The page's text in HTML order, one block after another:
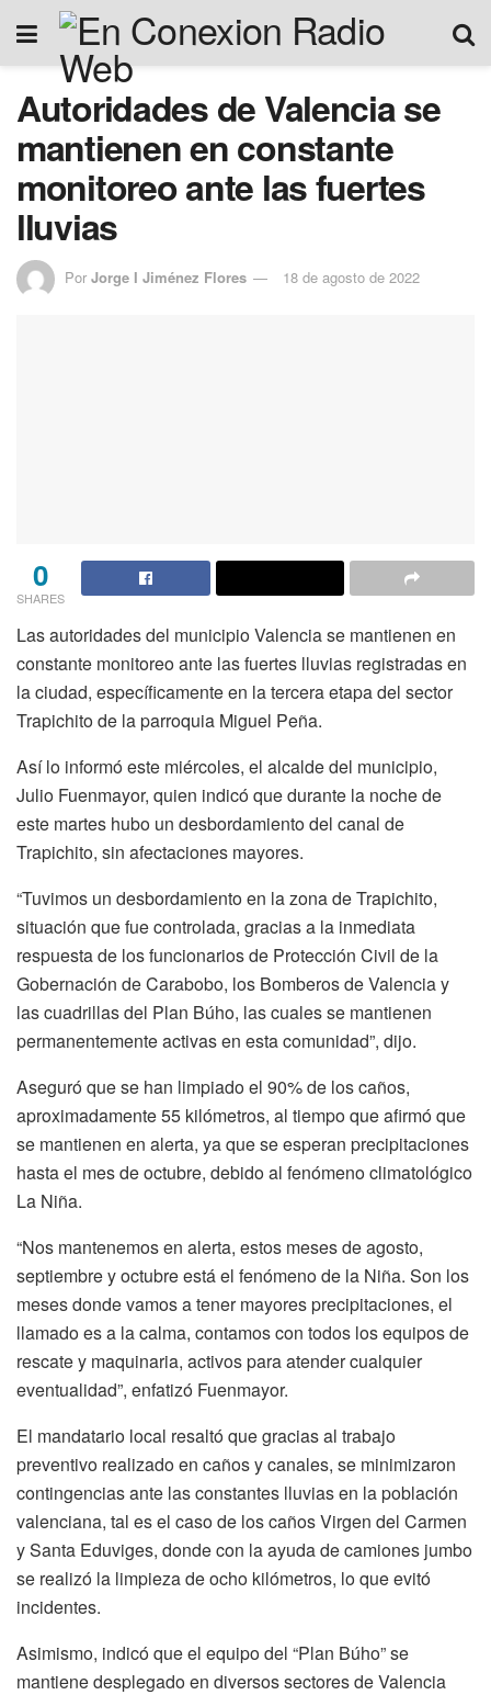
Autoridades de Valencia se
mantienen en constante
monitoreo ante las fuertes
lluvias
Por Jorge I Jiménez Flores 18 de agosto de 2022
0
SHARES
Las autoridades del municipio Valencia se mantienen en
constante monitoreo ante las fuertes lluvias registradas en
la ciudad, específicamente en la tercera etapa del sector
Trapichito de la parroquia Miguel Peña.
Así lo informó este miércoles, el alcalde del municipio,
Julio Fuenmayor, quien indicó que durante la noche de
este martes hubo un desbordamiento del canal de
Trapichito, sin afectaciones mayores.
“Tuvimos un desbordamiento en la zona de Trapichito,
situación que fue controlada, gracias a la inmediata
respuesta de los funcionarios de Protección Civil de la
Gobernación de Carabobo, los Bomberos de Valencia y
las cuadrillas del Plan Búho, las cuales se mantienen
permanentemente activas en esta comunidad”, dijo.
Aseguró que se han limpiado el 90% de los caños,
aproximadamente 55 kilómetros, al tiempo que afirmó que
se mantienen en alerta, ya que se esperan precipitaciones
hasta el mes de octubre, debido al fenómeno climatológico
La Niña.
“Nos mantenemos en alerta, estos meses de agosto,
septiembre y octubre está el fenómeno de la Niña. Son los
meses donde vamos a tener mayores precipitaciones, el
llamado es a la calma, contamos con todos los equipos de
rescate y maquinaria, activos para atender cualquier
eventualidad”, enfatizó Fuenmayor.
El mandatario local resaltó que gracias al trabajo
preventivo realizado en caños y canales, se minimizaron
contingencias ante las constantes lluvias en la población
valenciana, tal es el caso de los caños Virgen del Carmen
y Santa Eduviges, donde con la ayuda de camiones jumbo
se realizó la limpieza de ocho kilómetros, lo que evitó
incidentes.
Asimismo, indicó que el equipo del “Plan Búho” se
mantiene desplegado en diversos sectores de Valencia